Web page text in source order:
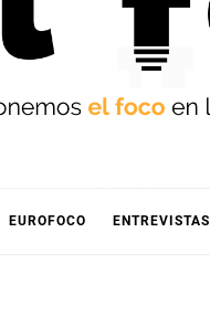
EUROFOCO ENTREVISTAS